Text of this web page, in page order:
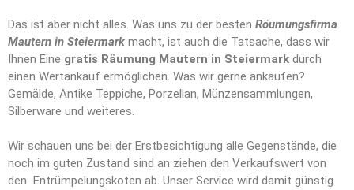
Das ist aber nicht alles. Was uns zu der besten Röumungsfirma
Mautern in Steiermark macht, ist auch die Tatsache, dass wir
Ihnen Eine gratis Räumung Mautern in Steiermark durch
einen Wertankauf ermöglichen. Was wir gerne ankaufen?
Gemälde, Antike Teppiche, Porzellan, Münzensammlungen,
Silberware und weiteres.
Wir schauen uns bei der Erstbesichtigung alle Gegenstände, die
noch im guten Zustand sind an ziehen den Verkaufswert von
den Entrümpelungskoten ab. Unser Service wird damit günstig